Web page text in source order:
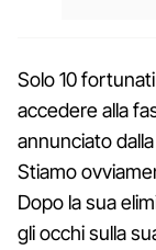
Solo 10
accedere alla
annunciato
Stiamo
Dopo la sua
gli occhi sulla